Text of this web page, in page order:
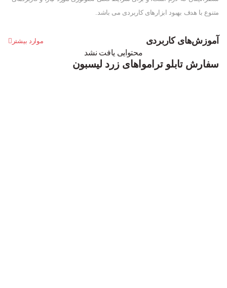
متنوع با هدف بهبود ابزارهای کاربردی می باشد.
آموزش‌های کاربردی موارد بیشتر
محتوایی یافت نشد
سفارش تابلو ترامواهای زرد لیسبون